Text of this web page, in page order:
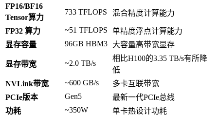
FP16/BF16
Tensor算力
733 TFLOPS 混合精度计算能力
FP32 算力 ~51 TFLOPS
单精度浮点计算能力
显存容量
96GB HBM3 大容量高带宽显存
显存带宽 ~2.0 TB/s
相比H100的3.35 TB/s有所降
低
NVLink带宽
~600 GB/s
多卡互联带宽
PCIe版本
Gen5
最新一代PCIe总线
功耗
~350W 单卡热设计功耗